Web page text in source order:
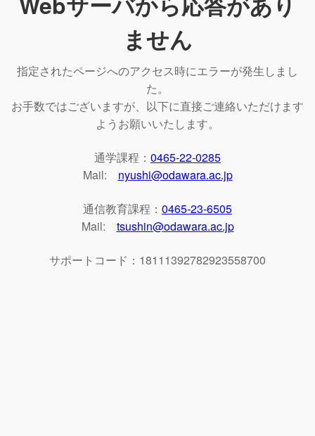
ません
指定されたページへのアクセス時にエラーが発生しまし
た。
お手数ではございますが、以下に直接ご連絡いただけます
ようお願いいたします。
通学課程： 0465-22-0285
Mail: nyushi@odawara.ac.jp
通信教育課程： 0465-23-6505
Mail: tsushin@odawara.ac.jp
サポートコード：18111392782923558700